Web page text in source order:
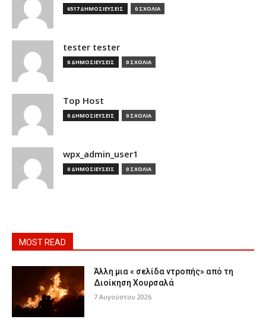
6517 ΔΗΜΟΣΙΕΥΣΕΙΣ 0 ΣΧΟΛΙΑ
tester tester
0 ΔΗΜΟΣΙΕΥΣΕΙΣ 0 ΣΧΟΛΙΑ
Top Host
0 ΔΗΜΟΣΙΕΥΣΕΙΣ 0 ΣΧΟΛΙΑ
wpx_admin_user1
0 ΔΗΜΟΣΙΕΥΣΕΙΣ 0 ΣΧΟΛΙΑ
MOST READ
Άλλη μια « σελίδα ντροπής» από τη
Διοίκηση Χουρσαλά
7 Αυγούστου 2026